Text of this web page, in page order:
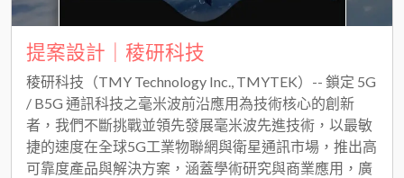
提案設計｜稜研科技
稜研科技（TMY Technology Inc., TMYTEK）-- 鎖定 5G
/ B5G 通訊科技之毫米波前沿應用為技術核心的創新
者，我們不斷挑戰並領先發展毫米波先進技術，以最敏
捷的速度在全球5G工業物聯網與衛星通訊市場，推出高
可靠度產品與解決方案，涵蓋學術研究與商業應用，廣